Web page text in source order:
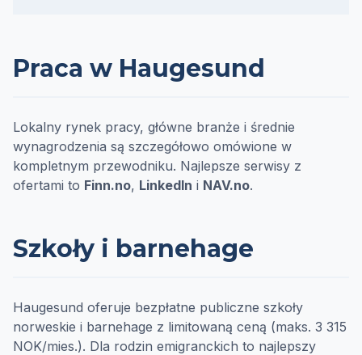
Praca w Haugesund
Lokalny rynek pracy, główne branże i średnie
wynagrodzenia są szczegółowo omówione w
kompletnym przewodniku. Najlepsze serwisy z
ofertami to Finn.no, LinkedIn i NAV.no.
Szkoły i barnehage
Haugesund oferuje bezpłatne publiczne szkoły
norweskie i barnehage z limitowaną ceną (maks. 3 315
NOK/mies.). Dla rodzin emigranckich to najlepszy